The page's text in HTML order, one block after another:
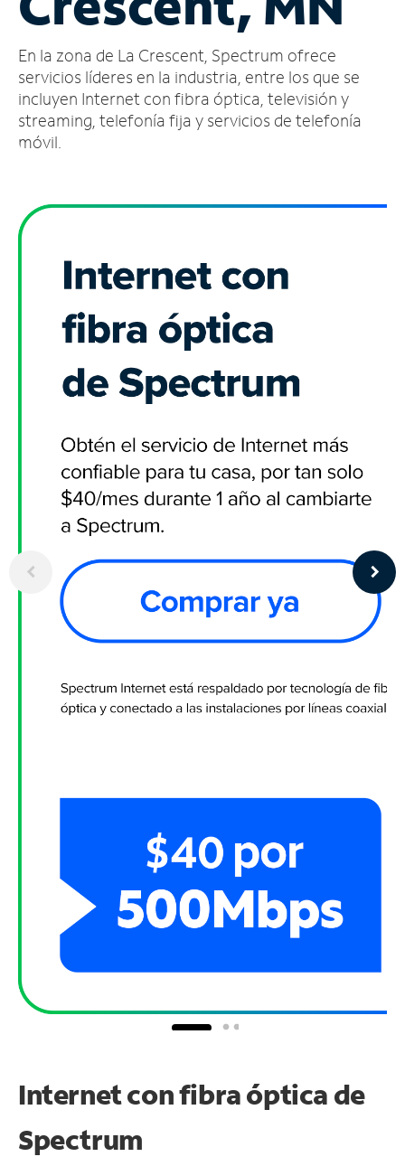
cuenta
Encuentra
una
tienda
En la zona de La Crescent, Spectrum ofrece
servicios líderes en la industria, entre los que se
incluyen Internet con fibra óptica, televisión y
streaming, telefonía fija y servicios de telefonía
móvil.
Internet con fibra óptica de
Spectrum